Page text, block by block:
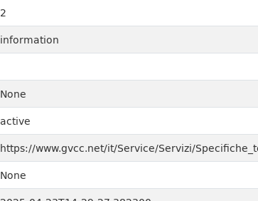
2
information
None
active
https://www.gvcc.net/it/Service/Servizi/
None